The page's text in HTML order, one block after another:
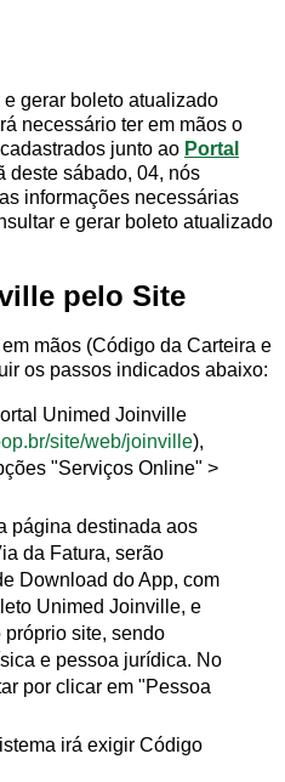
gerar boleto atualizado
necessário ter em mãos o
junto ao Portal
deste sábado, 04, nós
informações necessárias
e gerar boleto atualizado
pelo Site
mãos (Código da Carteira e
os passos indicados abaixo:
Unimed Joinville
site/web/joinville),
"Serviços Online" >
página destinada aos
da Fatura, serão
Download do App, com
Unimed Joinville, e
site, sendo
e pessoa jurídica. No
por clicar em "Pessoa
irá exigir Código